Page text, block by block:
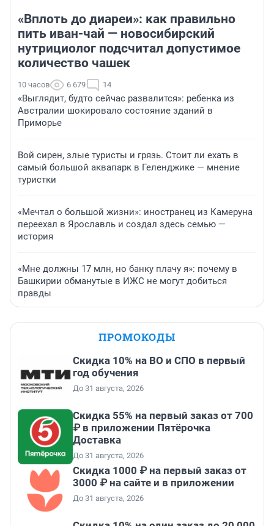
«Вплоть до диареи»: как правильно
пить иван-чай — новосибирский
нутрициолог подсчитал допустимое
количество чашек
10 часов 6 679 14
«Выглядит, будто сейчас развалится»: ребенка из
Австралии шокировало состояние зданий в
Приморье
Вой сирен, злые туристы и грязь. Стоит ли ехать в
самый большой аквапарк в Геленджике — мнение
туристки
«Мечтал о большой жизни»: иностранец из Камеруна
переехал в Ярославль и создал здесь семью —
история
«Мне должны 17 млн, но банку плачу я»: почему в
Башкирии обманутые в ИЖС не могут добиться
правды
ПРОМОКОДЫ
Скидка 10% на ВО и СПО в первый
год обучения
До 31 августа, 2026
Скидка 55% на первый заказ от 700
₽ в приложении Пятёрочка
Доставка
До 31 августа, 2026
Скидка 1000 ₽ на первый заказ от
3000 ₽ на сайте и в приложении
До 31 августа, 2026